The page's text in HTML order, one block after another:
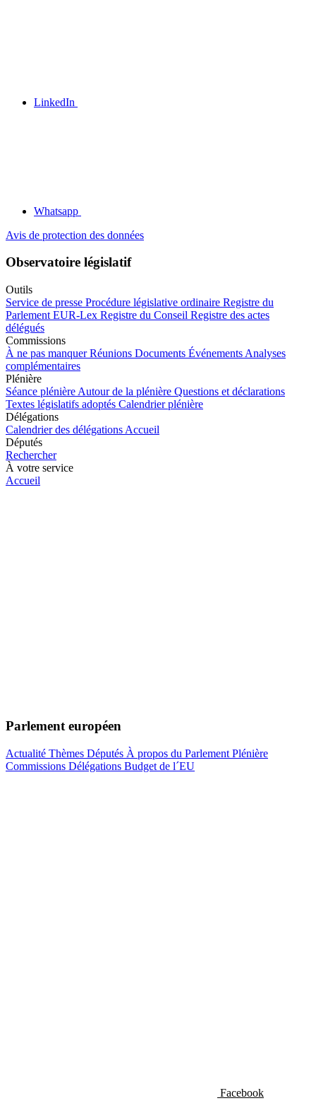
LinkedIn
Whatsapp
Avis de protection des données
Observatoire législatif
Outils
Service de presse Procédure législative ordinaire Registre du
Parlement EUR-Lex Registre du Conseil Registre des actes
délégués
Commissions
À ne pas manquer Réunions Documents Événements Analyses
complémentaires
Plénière
Séance plénière Autour de la plénière Questions et déclarations
Textes législatifs adoptés Calendrier plénière
Délégations
Calendrier des délégations Accueil
Députés
Rechercher
À votre service
Accueil
Parlement européen
Actualité Thèmes Députés À propos du Parlement Plénière
Commissions Délégations Budget de l´EU
Facebook